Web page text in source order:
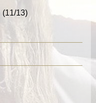
(11/13)